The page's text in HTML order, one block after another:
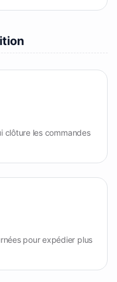
clôture les commandes
pour expédier plus